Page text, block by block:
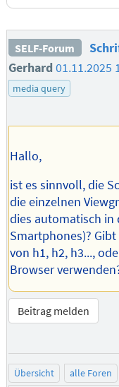
SELF-Forum
Gerhard 01.11.2025
media query
Hallo,
ist es sinnvoll, die
die einzelnen
dies automatisch in
Smartphones)?
von h1, h2, h3...,
Browser
Beitrag melden
Übersicht alle Foren